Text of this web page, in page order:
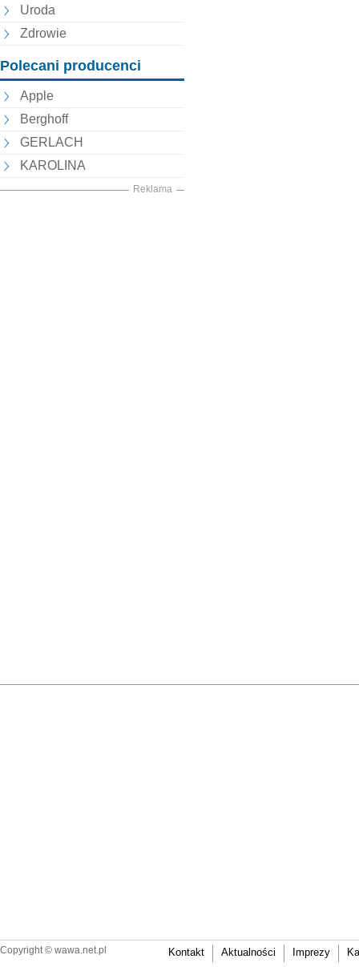
Uroda
Zdrowie
Polecani producenci
Apple
Berghoff
GERLACH
KAROLINA
Reklama
Copyright © wawa.net.pl Kontakt Aktualności Imprezy